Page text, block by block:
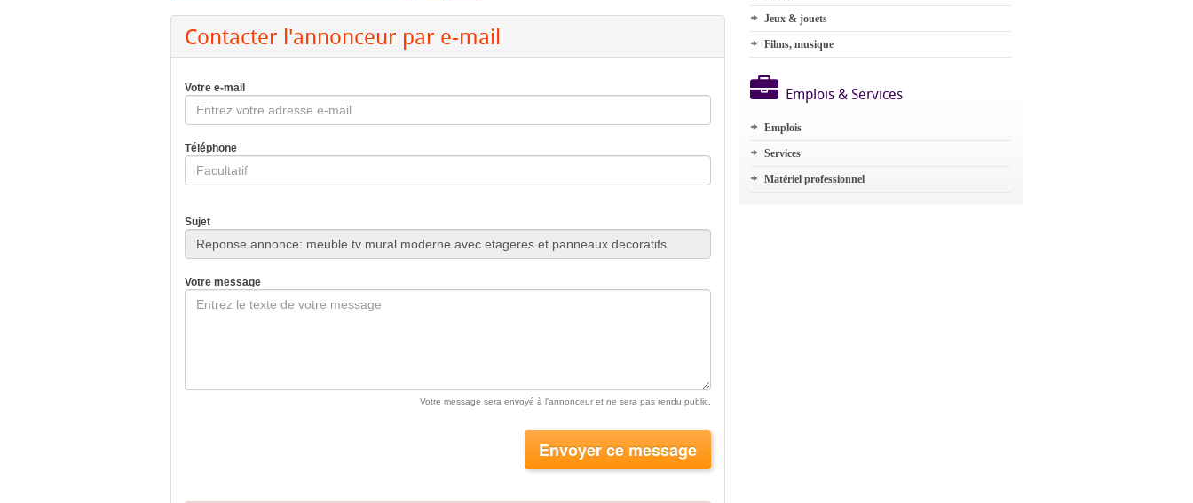
Contacter l'annonceur par e-mail
Votre e-mail
Téléphone
Sujet
Votre message
Votre message sera envoyé à l'annonceur et ne sera pas rendu public.
Envoyer ce message
Jeux & jouets
Films, musique
Emplois & Services
Emplois
Services
Matériel professionnel